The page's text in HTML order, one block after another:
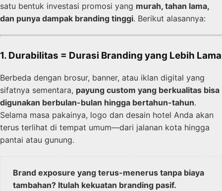
satu bentuk investasi promosi yang murah, tahan lama,
dan punya dampak branding tinggi. Berikut alasannya:
1. Durabilitas = Durasi Branding yang Lebih Lama
Berbeda dengan brosur, banner, atau iklan digital yang
sifatnya sementara, payung custom yang berkualitas bisa
digunakan berbulan-bulan hingga bertahun-tahun.
Selama masa pakainya, logo dan desain hotel Anda akan
terus terlihat di tempat umum—dari jalanan kota hingga
pantai atau gunung.
Brand exposure yang terus-menerus tanpa biaya
tambahan? Itulah kekuatan branding pasif.